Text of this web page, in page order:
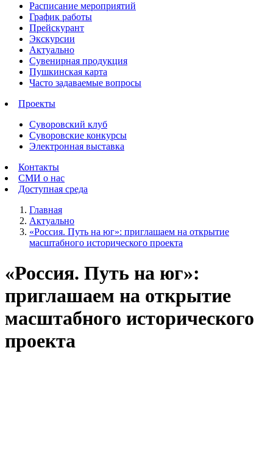
Расписание мероприятий
График работы
Прейскурант
Экскурсии
Актуально
Сувенирная продукция
Пушкинская карта
Часто задаваемые вопросы
Проекты
Суворовский клуб
Суворовские конкурсы
Электронная выставка
Контакты
СМИ о нас
Доступная среда
Главная
Актуально
«Россия. Путь на юг»: приглашаем на открытие
масштабного исторического проекта
«Россия. Путь на юг»:
приглашаем на открытие
масштабного исторического
проекта